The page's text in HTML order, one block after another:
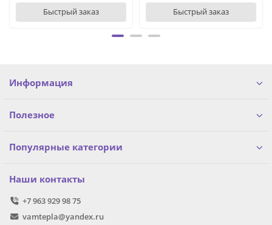
Быстрый заказ Быстрый заказ
Информация
Полезное
Популярные категории
Наши контакты
+7 963 929 98 75
vamtepla@yandex.ru